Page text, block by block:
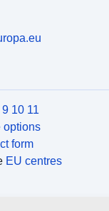
10 11
options
form
EU centres